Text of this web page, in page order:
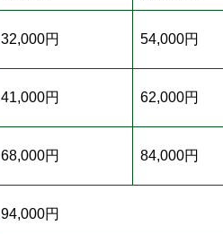
32,000円 54,000円
41,000円 62,000円
68,000円 84,000円
94,000円